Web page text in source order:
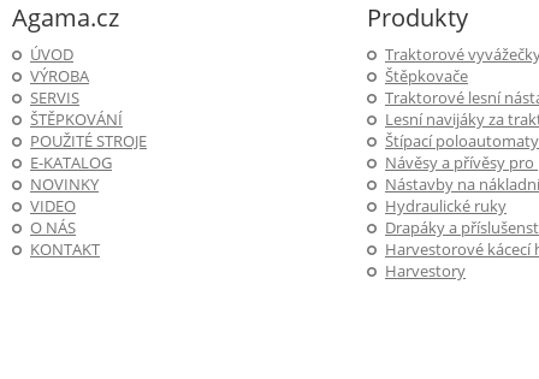
Agama.cz
ÚVOD
VÝROBA
SERVIS
ŠTĚPKOVÁNÍ
POUŽITÉ STROJE
E-KATALOG
NOVINKY
VIDEO
O NÁS
KONTAKT
Produkty
Traktorové
Štěpkovače
Traktorové lesní
Lesní navijáky za
Štípací poloautomaty
Návěsy a přívěsy
Nástavby na
Hydraulické ruky
Drapáky a
Harvestorové kácecí
Harvestory